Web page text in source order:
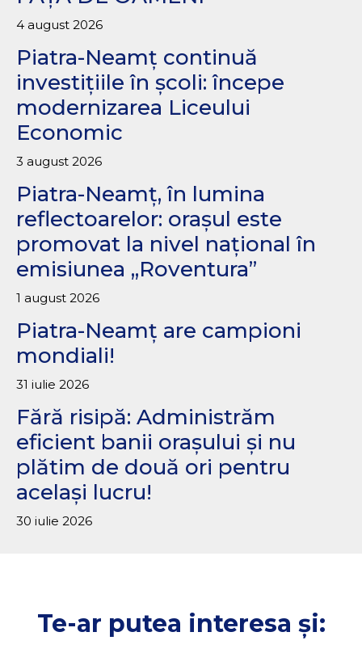
4 august 2026
Piatra-Neamț continuă
investițiile în școli: începe
modernizarea Liceului
Economic
3 august 2026
Piatra-Neamț, în lumina
reflectoarelor: orașul este
promovat la nivel național în
emisiunea „Roventura”
1 august 2026
Piatra-Neamț are campioni
mondiali!
31 iulie 2026
Fără risipă: Administrăm
eficient banii orașului și nu
plătim de două ori pentru
același lucru!
30 iulie 2026
Te-ar putea interesa și: